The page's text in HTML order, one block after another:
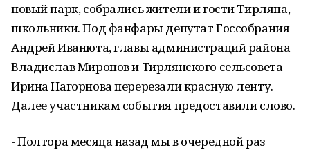
новый парк, собрались жители и гости Тирляна,
школьники. Под фанфары депутат Госсобрания
Андрей Иванюта, главы администраций района
Владислав Миронов и Тирлянского сельсовета
Ирина Нагорнова перерезали красную ленту.
Далее участникам события предоставили слово.
- Полтора месяца назад мы в очередной раз